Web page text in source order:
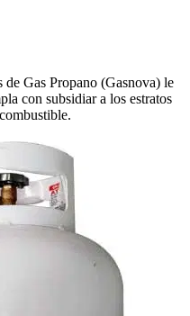
Gas Propano (Gasnova) le
con subsidiar a los estratos